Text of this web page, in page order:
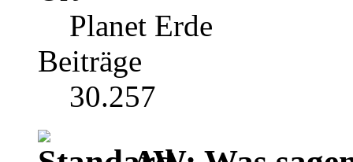
Planet Erde
Beiträge
30.257